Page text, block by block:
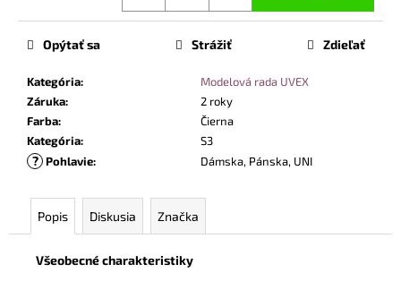
Kategória:
Modelová rada UVEX
Záruka:
2 roky
Farba:
Čierna
Kategória: S3
? Pohlavie: Dámska, Pánska, UNI
Opýtať sa Strážiť Zdieľať
Popis Diskusia Značka
Všeobecné charakteristiky